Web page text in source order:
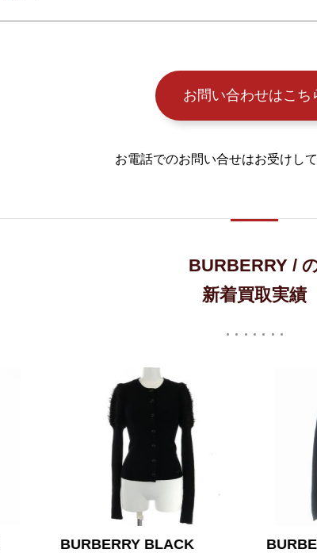
お問い合わせはこち
お電話でのお問い合せはお受けして
BURBERRY /
新着買取実績
BURBERRY BLUE LABEL